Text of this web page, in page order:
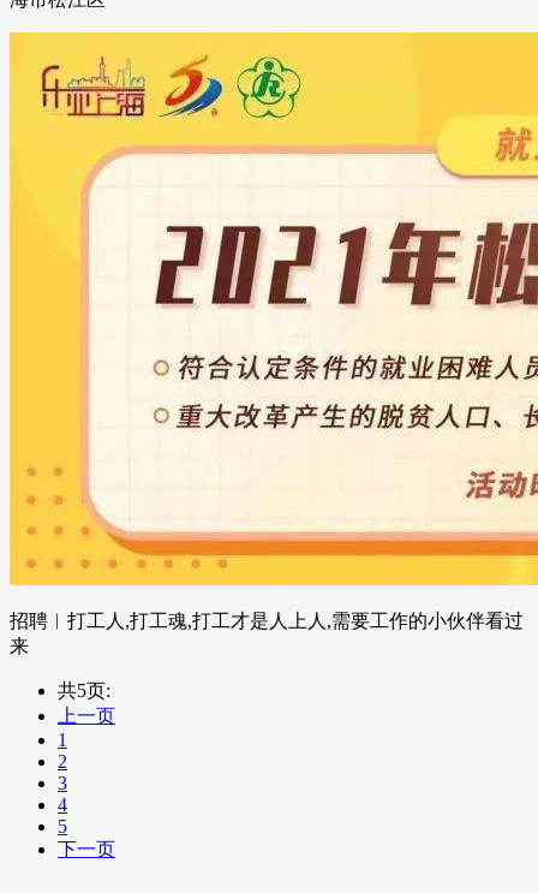
招聘︱打工人,打工魂,打工才是人上人,需要工作的小伙伴看过
来
共5页:
上一页
1
2
3
4
5
下一页